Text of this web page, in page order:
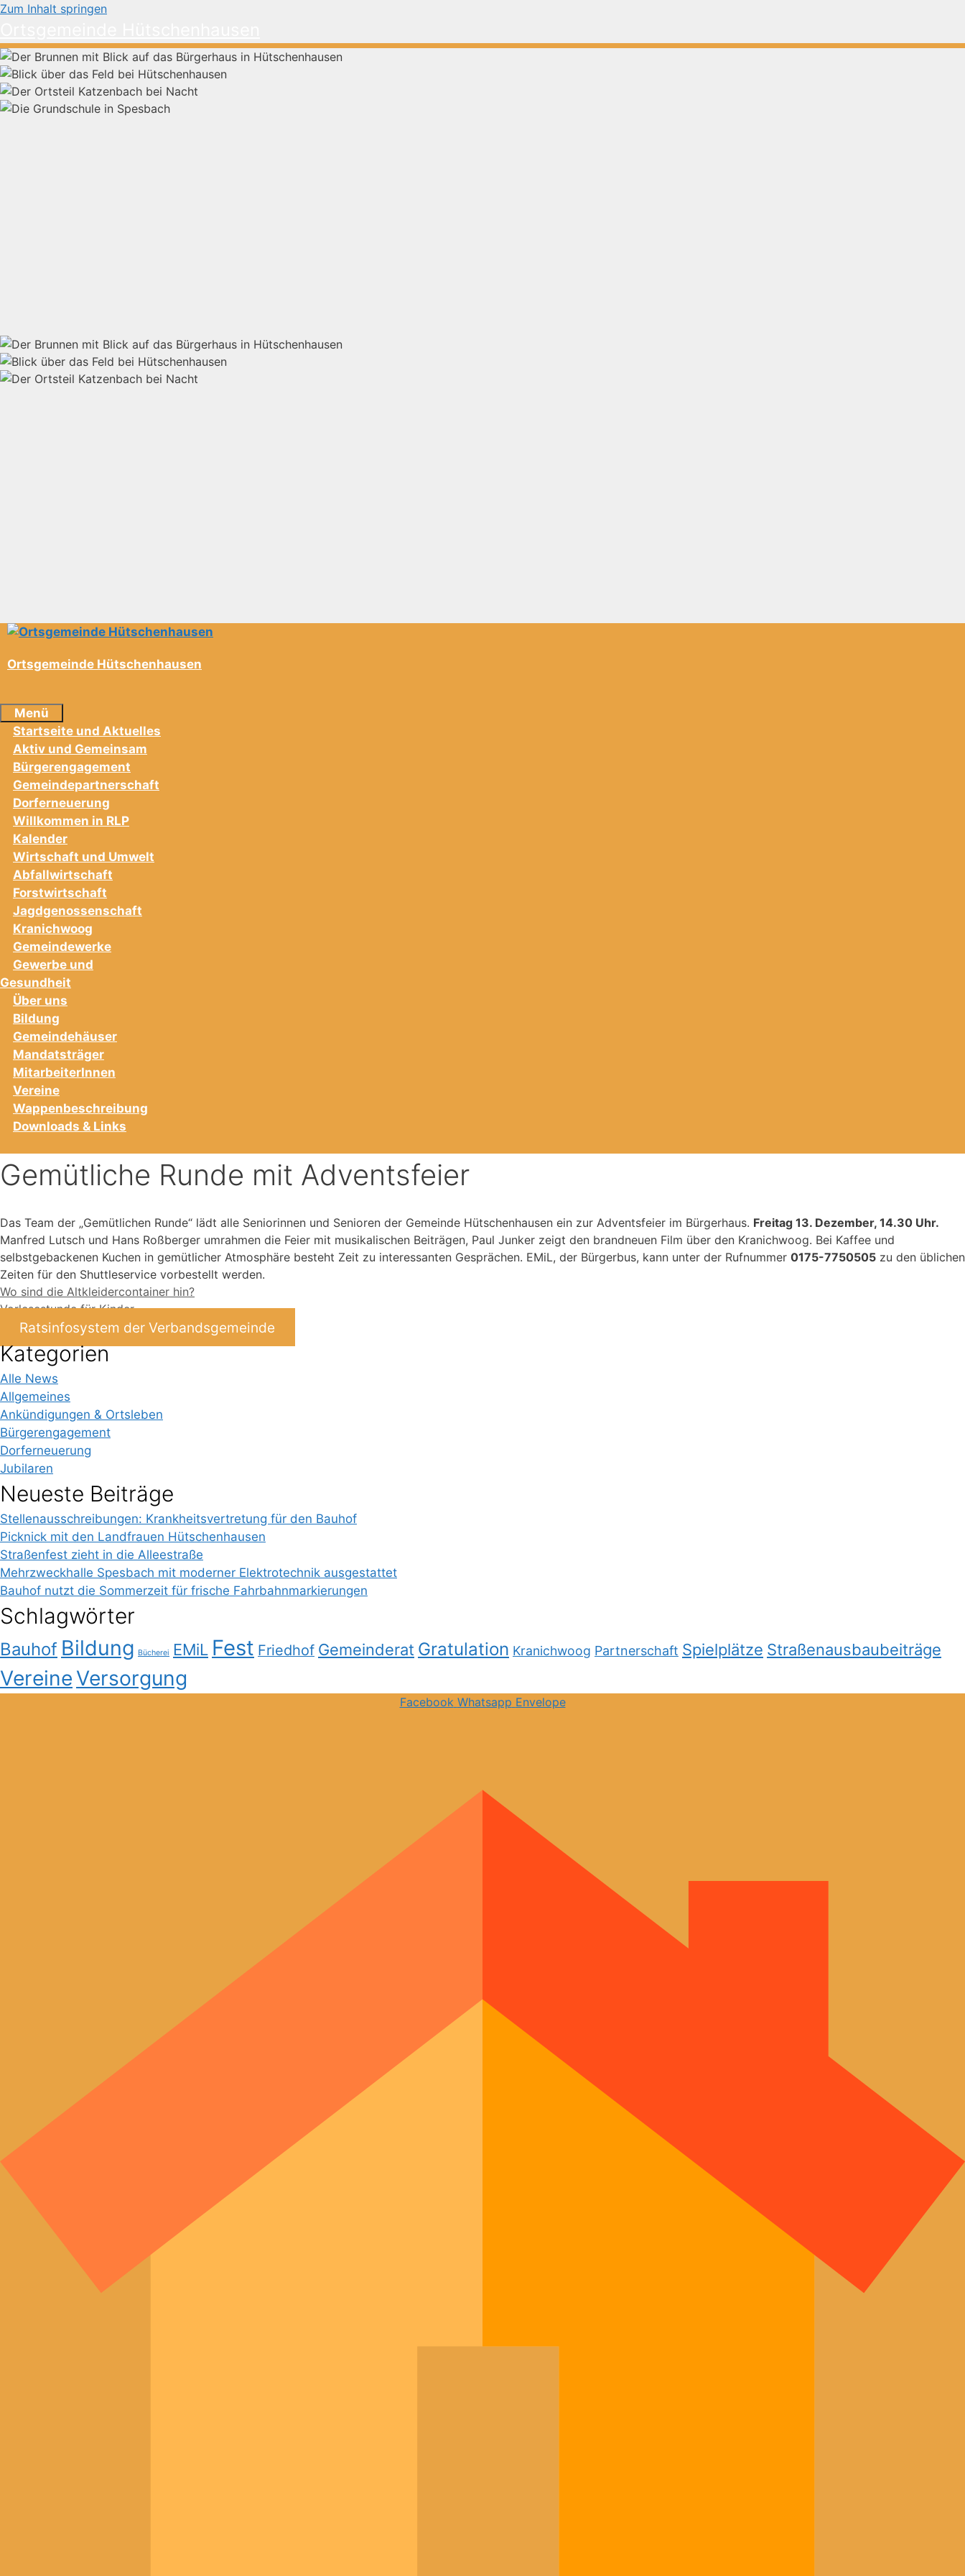
Zum Inhalt springen
Ortsgemeinde Hütschenhausen
Menü
Startseite und Aktuelles
Aktiv und Gemeinsam
Bürgerengagement
Gemeindepartnerschaft
Dorferneuerung
Willkommen in RLP
Kalender
Wirtschaft und Umwelt
Abfallwirtschaft
Forstwirtschaft
Jagdgenossenschaft
Kranichwoog
Gemeindewerke
Gewerbe und
Gesundheit
Über uns
Bildung
Gemeindehäuser
Mandatsträger
MitarbeiterInnen
Vereine
Wappenbeschreibung
Downloads & Links
Gemütliche Runde mit Adventsfeier
Das Team der „Gemütlichen Runde“ lädt alle Seniorinnen und Senioren der Gemeinde Hütschenhausen ein zur Adventsfeier im Bürgerhaus. Freitag 13. Dezember, 14.30 Uhr.
Manfred Lutsch und Hans Roßberger umrahmen die Feier mit musikalischen Beiträgen, Paul Junker zeigt den brandneuen Film über den Kranichwoog. Bei Kaffee und
selbstgebackenen Kuchen in gemütlicher Atmosphäre besteht Zeit zu interessanten Gesprächen. EMiL, der Bürgerbus, kann unter der Rufnummer 0175-7750505 zu den üblichen
Zeiten für den Shuttleservice vorbestellt werden.
Wo sind die Altkleidercontainer hin?
Vorlesestunde für Kinder
Ratsinfosystem der Verbandsgemeinde
Kategorien
Alle News
Allgemeines
Ankündigungen & Ortsleben
Bürgerengagement
Dorferneuerung
Jubilaren
Neueste Beiträge
Stellenausschreibungen: Krankheitsvertretung für den Bauhof
Picknick mit den Landfrauen Hütschenhausen
Straßenfest zieht in die Alleestraße
Mehrzweckhalle Spesbach mit moderner Elektrotechnik ausgestattet
Bauhof nutzt die Sommerzeit für frische Fahrbahnmarkierungen
Schlagwörter
Bauhof Bildung Bücherei EMiL Fest Friedhof Gemeinderat Gratulation Kranichwoog Partnerschaft Spielplätze Straßenausbaubeiträge
Vereine Versorgung
Facebook Whatsapp Envelope